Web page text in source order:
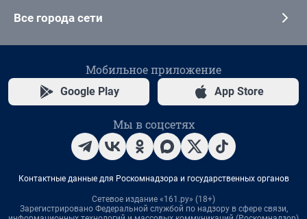
Все города сети
Мобильное приложение
Google Play App Store
Мы в соцсетях
Контактные данные для Роскомнадзора и государственных органов
Сетевое издание «161.ру» (18+)
Зарегистрировано Федеральной службой по надзору в сфере связи,